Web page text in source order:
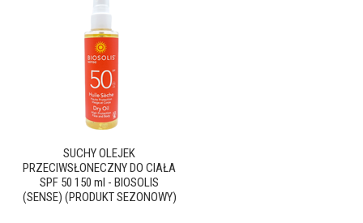
SUCHY OLEJEK
PRZECIWSŁONECZNY DO CIAŁA
SPF 50 150 ml - BIOSOLIS
(SENSE) (PRODUKT SEZONOWY)